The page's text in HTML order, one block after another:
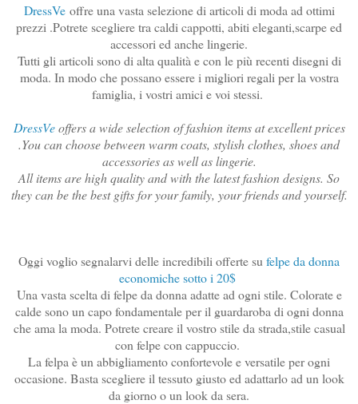
DressVeoffre una vasta selezione di articoli di moda ad ottimi
prezzi .Potrete scegliere tra caldi cappotti, abiti eleganti,scarpe ed
accessori ed anche lingerie.
Tutti gli articoli sono di alta qualità e con le più recenti disegni di
moda. In modo che possano essere i migliori regali per la vostra
famiglia, i vostri amici e voi stessi.
DressVeoffers a wide selection of fashion items at excellent prices
.You can choose between warm coats, stylish clothes, shoes and
accessories as well as lingerie.
All items are high quality and with the latest fashion designs. So
they can be the best gifts for your family, your friends and yourself.
Oggi voglio segnalarvi delle incredibili offerte su felpe da donna
economiche sotto i 20$
Una vasta scelta di felpe da donna adatte ad ogni stile. Colorate e
calde sono un capo fondamentale per il guardaroba di ogni donna
che ama la moda. Potrete creare il vostro stile da strada,stile casual
con felpe con cappuccio.
La felpa è un abbigliamento confortevole e versatile per ogni
occasione. Basta scegliere il tessuto giusto ed adattarlo ad un look
da giorno o un look da sera.